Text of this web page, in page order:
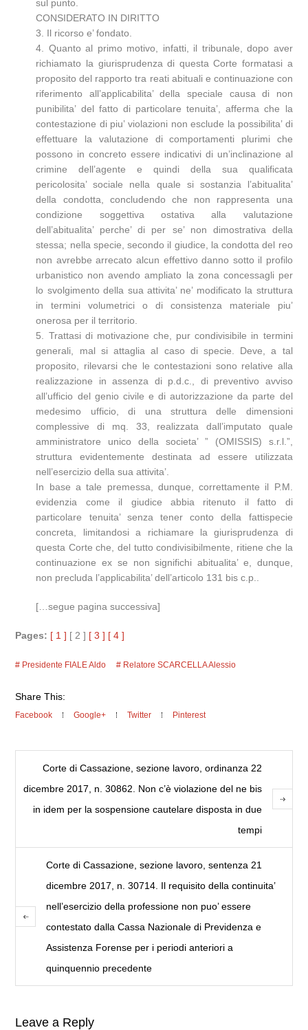
sul punto.
CONSIDERATO IN DIRITTO
3. Il ricorso e’ fondato.
4. Quanto al primo motivo, infatti, il tribunale, dopo aver
richiamato la giurisprudenza di questa Corte formatasi a
proposito del rapporto tra reati abituali e continuazione con
riferimento all’applicabilita’ della speciale causa di non
punibilita’ del fatto di particolare tenuita’, afferma che la
contestazione di piu’ violazioni non esclude la possibilita’ di
effettuare la valutazione di comportamenti plurimi che
possono in concreto essere indicativi di un’inclinazione al
crimine dell’agente e quindi della sua qualificata
pericolosita’ sociale nella quale si sostanzia l’abitualita’
della condotta, concludendo che non rappresenta una
condizione soggettiva ostativa alla valutazione
dell’abitualita’ perche’ di per se’ non dimostrativa della
stessa; nella specie, secondo il giudice, la condotta del reo
non avrebbe arrecato alcun effettivo danno sotto il profilo
urbanistico non avendo ampliato la zona concessagli per
lo svolgimento della sua attivita’ ne’ modificato la struttura
in termini volumetrici o di consistenza materiale piu’
onerosa per il territorio.
5. Trattasi di motivazione che, pur condivisibile in termini
generali, mal si attaglia al caso di specie. Deve, a tal
proposito, rilevarsi che le contestazioni sono relative alla
realizzazione in assenza di p.d.c., di preventivo avviso
all’ufficio del genio civile e di autorizzazione da parte del
medesimo ufficio, di una struttura delle dimensioni
complessive di mq. 33, realizzata dall’imputato quale
amministratore unico della societa’ ” (OMISSIS) s.r.l.”,
struttura evidentemente destinata ad essere utilizzata
nell’esercizio della sua attivita’.
In base a tale premessa, dunque, correttamente il P.M.
evidenzia come il giudice abbia ritenuto il fatto di
particolare tenuita’ senza tener conto della fattispecie
concreta, limitandosi a richiamare la giurisprudenza di
questa Corte che, del tutto condivisibilmente, ritiene che la
continuazione ex se non significhi abitualita’ e, dunque,
non precluda l’applicabilita’ dell’articolo 131 bis c.p..
[…segue pagina successiva]
Pages: [ 1 ] [ 2 ] [ 3 ] [ 4 ]
Presidente FIALE Aldo Relatore SCARCELLA Alessio
Share This:
Facebook Google+ Twitter Pinterest
Corte di Cassazione, sezione lavoro, ordinanza 22
dicembre 2017, n. 30862. Non c’è violazione del ne bis
in idem per la sospensione cautelare disposta in due
tempi
Corte di Cassazione, sezione lavoro, sentenza 21
dicembre 2017, n. 30714. Il requisito della continuita’
nell’esercizio della professione non puo’ essere
contestato dalla Cassa Nazionale di Previdenza e
Assistenza Forense per i periodi anteriori a
quinquennio precedente
Leave a Reply